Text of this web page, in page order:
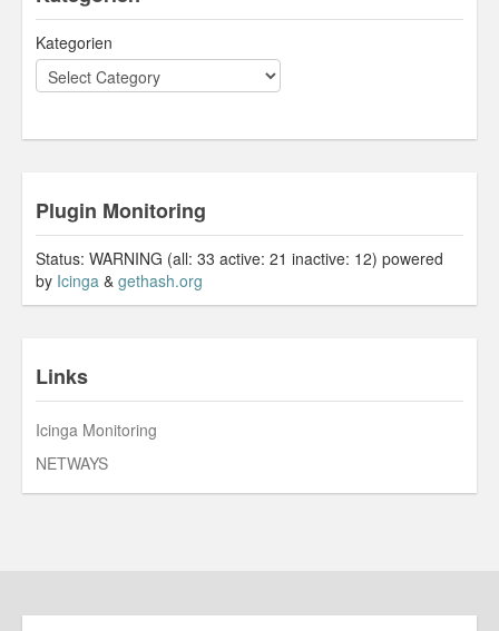
Kategorien
Plugin Monitoring
Status: WARNING (all: 33 active: 21 inactive: 12) powered
by Icinga & gethash.org
Links
Icinga Monitoring
NETWAYS